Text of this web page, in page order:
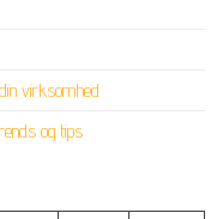
virksomhed
og tips